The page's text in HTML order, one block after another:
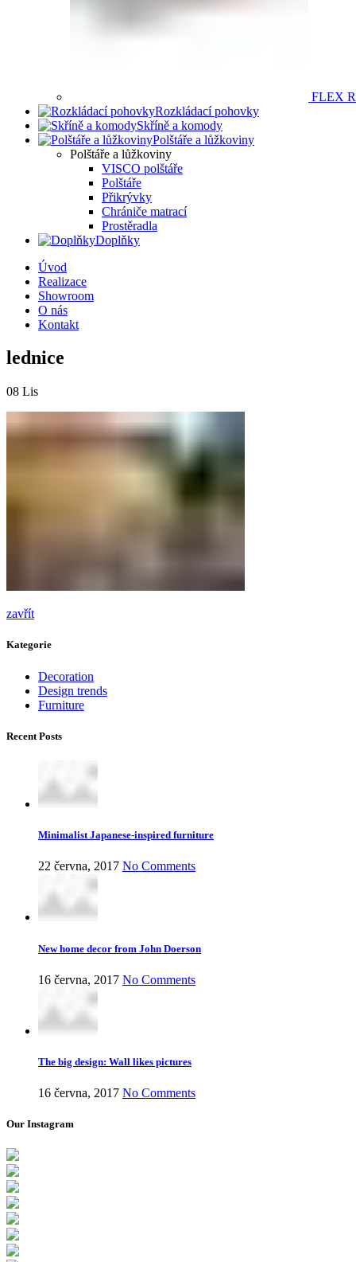
FLEX
Rozkládací pohovky
Skříně a komody
Polštáře a lůžkoviny
Polštáře a lůžkoviny
VISCO polštáře
Polštáře
Přikrývky
Chrániče matrací
Prostěradla
Doplňky
Úvod
Realizace
Showroom
O nás
Kontakt
lednice
08 Lis
zavřít
Kategorie
Decoration
Design trends
Furniture
Recent Posts
Minimalist Japanese-inspired furniture
22 června, 2017 No Comments
New home decor from John Doerson
16 června, 2017 No Comments
The big design: Wall likes pictures
16 června, 2017 No Comments
Our Instagram